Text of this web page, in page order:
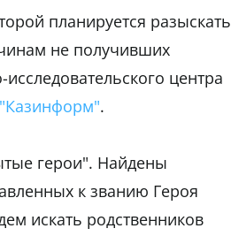
планируется разыскать
не получивших
центра
.
герои". Найдены
к званию Героя
искать родственников